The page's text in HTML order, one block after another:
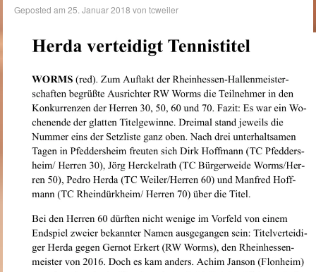
Geposted am25. Januar 2018 vontcweiler